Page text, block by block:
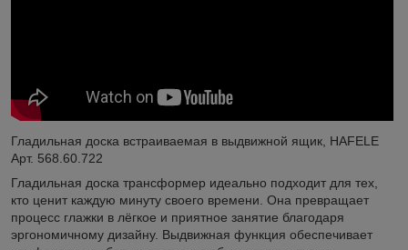
Гладильная доска встраиваемая в выдвижной ящик, HAFELE
Арт. 568.60.722
Гладильная доска трансформер идеально подходит для тех,
кто ценит каждую минуту своего времени. Она превращает
процесс глажки в лёгкое и приятное занятие благодаря
эргономичному дизайну. Выдвижная функция обеспечивает